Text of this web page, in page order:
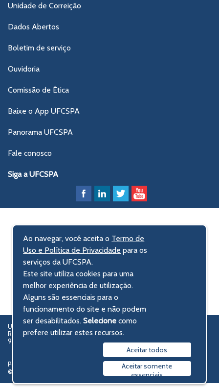
Unidade de Correição
Dados Abertos
Boletim de serviço
Ouvidoria
Comissão de Ética
Baixe o App UFCSPA
Panorama UFCSPA
Fale conosco
Siga a UFCSPA
UFCSPA – Universidade Federal de Ciências da Saúde de Porto Alegre
Rua Sarmento Leite, 245 - Centro Histórico
90050-170 Porto Alegre, RS, Brasil
Política de privacidade
© 2009-2026 UFCSPA
Ao navegar, você aceita o Termo de
Uso e Política de Privacidade para os
serviços da UFCSPA.
Este site utiliza cookies para uma
melhor experiência de utilização.
Alguns são essenciais para o
funcionamento do site e não podem
ser desabilitados.Selecionecomo
prefere utilizar estes recursos.
Aceitar todos
Aceitar somente
essenciais